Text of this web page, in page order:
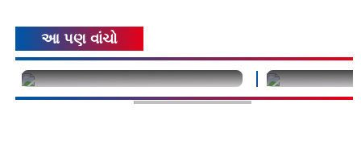
આ પણ વાંચો
undefined undefined